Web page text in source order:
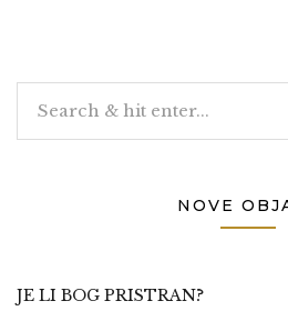
NOVE
JE LI BOG PRISTRAN?